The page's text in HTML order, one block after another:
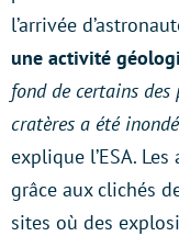
l’arrivée
une activité
fond de certains
cratères a été
explique l’ESA.
grâce aux clichés
sites où des